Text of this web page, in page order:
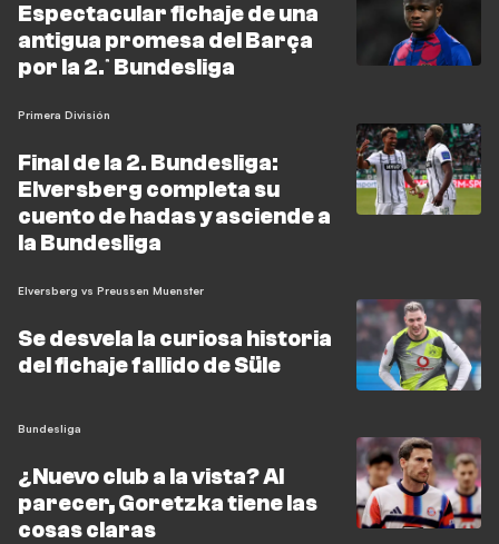
Espectacular fichaje de una
antigua promesa del Barça
por la 2.ª Bundesliga
Primera División
Final de la 2. Bundesliga:
Elversberg completa su
cuento de hadas y asciende a
la Bundesliga
Elversberg vs Preussen Muenster
Se desvela la curiosa historia
del fichaje fallido de Süle
Bundesliga
¿Nuevo club a la vista? Al
parecer, Goretzka tiene las
cosas claras